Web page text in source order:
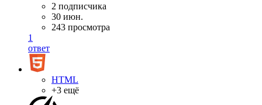
2 подписчика
30 июн.
243 просмотра
1
ответ
HTML
+3 ещё